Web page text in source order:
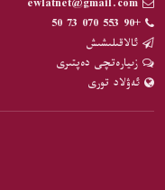
+90 553 070 73 50
ئالاقىلىشىش
زىيارەتچى دەپتىرى
ئەۋلاد تورى